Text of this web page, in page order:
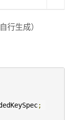
行生成）
;